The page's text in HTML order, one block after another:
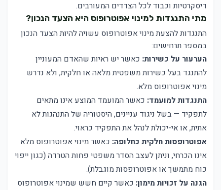
דיסקרטיות וכבוד לכל הצדדים המעורבים.
מתי התנגדות למינוי אפוטרופוס היא הצעד הנכון?
התנגדות להצעת מינוי אפוטרופוס עשויה להיות הצעד הנכון
במספר תרחישים:
הערעור על כשירות: כאשר יש ראיות שהאדם המעוניין
להתנגד בעל כשירות משפטית מלאה או חלקית, ולא נדרש
מינוי אפוטרופוס מלא.
התנגדות למועמד: כאשר המועמד המוצע אינו מתאים
לתפקיד — בשל ניגוד עניינים, היסטוריה של התנהגות לא
אתית, או אי-יכולת לנהל את התפקיד כראוי.
אפוטרופסות חלקית כחלופה: כאשר מינוי אפוטרופוס מלא
אינו הכרחי, וניתן לעצב הסדר משפטי פחות הטרדה (כגון ייפוי
כוח מתמשך או אפוטרופסות מוגבלת).
הגנה על זכויות מימון: כאשר קיים חשש שמינוי אפוטרופוס